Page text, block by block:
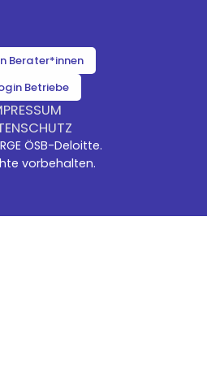
Berater*innen
Betriebe
ÖSB-Deloitte.
vorbehalten.